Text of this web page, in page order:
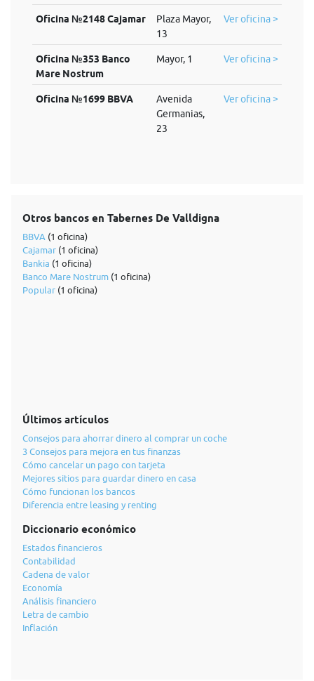
Oficina №2148 Cajamar
Plaza Mayor,
13
Ver oficina >
Oficina №353 Banco
Mare Nostrum
Mayor, 1 Ver oficina >
Oficina №1699 BBVA
Avenida
Germanias,
23
Ver oficina >
Otros bancos en Tabernes De Valldigna
BBVA (1 oficina)
Cajamar (1 oficina)
Bankia (1 oficina)
Banco Mare Nostrum (1 oficina)
Popular (1 oficina)
Últimos artículos
Consejos para ahorrar dinero al comprar un coche
3 Consejos para mejora en tus finanzas
Cómo cancelar un pago con tarjeta
Mejores sitios para guardar dinero en casa
Cómo funcionan los bancos
Diferencia entre leasing y renting
Diccionario económico
Estados financieros
Contabilidad
Cadena de valor
Economía
Análisis financiero
Letra de cambio
Inflación